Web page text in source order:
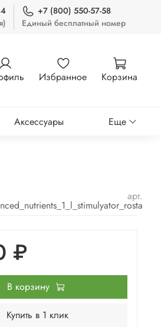
+7 (800) 550-57-58
Единый бесплатный номер
Избранное Корзина
Аксессуары Еще
арт.
₽
В корзину
Купить в 1 клик